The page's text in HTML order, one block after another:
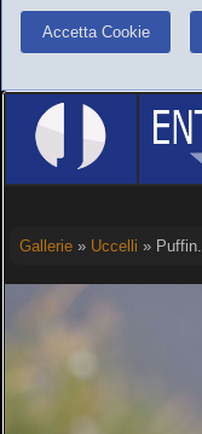
Accetta Cookie
Gallerie» Uccelli » Puffin.